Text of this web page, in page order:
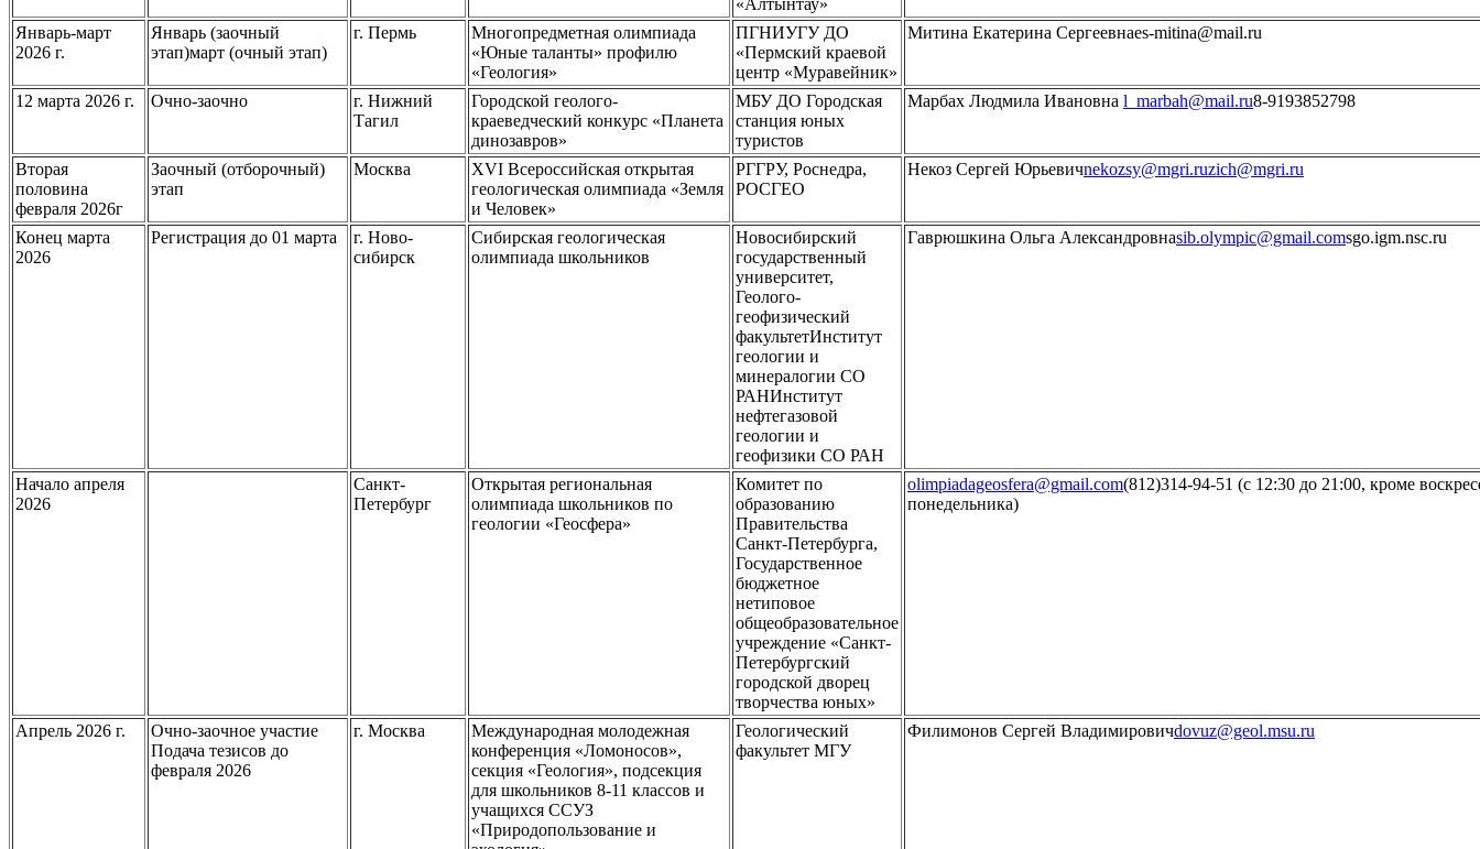
«Алтынтау»
Январь-март
2026 г.
Январь (заочный
этап)март (очный этап)
г. Пермь
Многопредметная олимпиада
«Юные таланты» профилю
«Геология»
ПГНИУГУ ДО
«Пермский краевой
центр «Муравейник»
Митина Екатерина Сергеевнаes-mitina@mail.ru
12 марта 2026 г. Очно-заочно
г. Нижний
Тагил
Городской геолого-
краеведческий конкурс «Планета
динозавров»
МБУ ДО Городская
станция юных
туристов
Марбах Людмила Ивановна l_marbah@mail.ru8-9193852798
Вторая
половина
февраля 2026г
Заочный (отборочный)
этап
Москва
XVI Всероссийская открытая
геологическая олимпиада «Земля
и Человек»
РГГРУ, Роснедра,
РОСГЕО
Некоз Сергей Юрьевичnekozsy@mgri.ruzich@mgri.ru
Конец марта
2026
Регистрация до 01 марта
г. Ново-
сибирск
Сибирская геологическая
олимпиада школьников
Новосибирский
государственный
университет,
Геолого-
геофизический
факультетИнститут
геологии и
минералогии СО
РАНИнститут
нефтегазовой
геологии и
геофизики СО РАН
Гаврюшкина Ольга Александровнаsib.olympic@gmail.comsgo.igm.nsc.ru
Начало апреля
2026
Санкт-
Петербург
Открытая региональная
олимпиада школьников по
геологии «Геосфера»
Комитет по
образованию
Правительства
Санкт-Петербурга,
Государственное
бюджетное
нетиповое
общеобразовательное
учреждение «Санкт-
Петербургский
городской дворец
творчества юных»
olimpiadageosfera@gmail.com(812)314-94-51 (с 12:30 до 21:00, кроме
понедельника)
Апрель 2026 г.
Очно-заочное участие
Подача тезисов до
февраля 2026
г. Москва
Международная молодежная
конференция «Ломоносов»,
секция «Геология», подсекция
для школьников 8-11 классов и
учащихся ССУЗ
«Природопользование и
Геологический
факультет МГУ
Филимонов Сергей Владимировичdovuz@geol.msu.ru